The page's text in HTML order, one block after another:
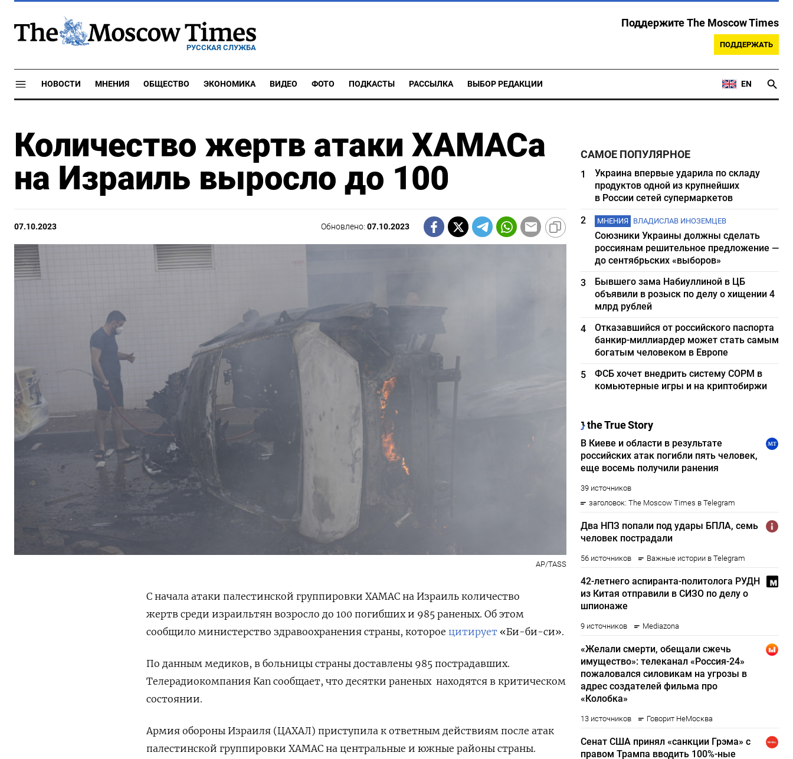
РУССКАЯ СЛУЖБА
Поддержите The Moscow Times
ПОДДЕРЖАТЬ
НОВОСТИ МНЕНИЯ ОБЩЕСТВО ЭКОНОМИКА ВИДЕО ФОТО ПОДКАСТЫ РАССЫЛКА ВЫБОР РЕДАКЦИИ EN
Количество жертв атаки ХАМАСа
на Израиль выросло до 100
07.10.2023 Обновлено:07.10.2023
AP/TASS
С начала атаки палестинской группировки ХАМАС на Израиль количество
жертв среди израильтян возросло до 100 погибших и 985 раненых. Об этом
сообщило министерство здравоохранения страны, которое цитирует «Би-би-си».
По данным медиков, в больницы страны доставлены 985 пострадавших.
Телерадиокомпания Kan сообщает, что десятки раненых находятся в критическом
состоянии.
Армия обороны Израиля (ЦАХАЛ) приступила к ответным действиям после атак
палестинской группировки ХАМАС на центральные и южные районы страны.
САМОЕ ПОПУЛЯРНОЕ
1
Украина впервые ударила по складу
продуктов одной из крупнейших
в России сетей супермаркетов
2
МНЕНИЯ ВЛАДИСЛАВ ИНОЗЕМЦЕВ
Союзники Украины должны сделать
россиянам решительное предложение —
до сентябрьских «выборов»
3
Бывшего зама Набиуллиной в ЦБ
объявили в розыск по делу о хищении 4
млрд рублей
4
Отказавшийся от российского паспорта
банкир-миллиардер может стать самым
богатым человеком в Европе
5
ФСБ хочет внедрить систему СОРМ в
комьютерные игры и на криптобиржи